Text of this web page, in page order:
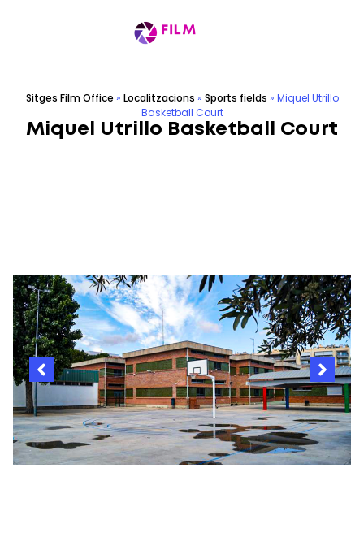
Sitges Film Office » Localitzacions » Sports fields » Miquel Utrillo
Basketball Court
Miquel Utrillo Basketball Court